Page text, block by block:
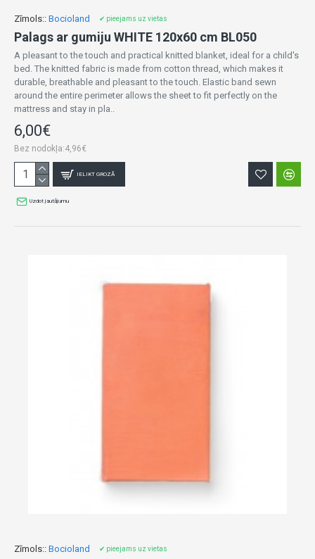
Zīmols:: Bocioland ✔ pieejams uz vietas
Palags ar gumiju WHITE 120x60 cm BL050
A pleasant to the touch and practical knitted blanket, ideal for a child's
bed. The knitted fabric is made from cotton thread, which makes it
durable, breathable and pleasant to the touch. Elastic band sewn
around the entire perimeter allows the sheet to fit perfectly on the
mattress and stay in pla..
6,00€
Bez nodokļa:4,96€
IELIKT GROZĀ
Uzdot jautājumu
Zīmols:: Bocioland ✔ pieejams uz vietas